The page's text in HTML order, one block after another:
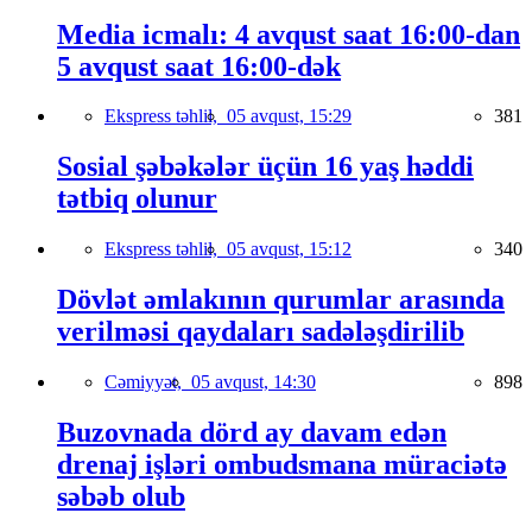
Media icmalı: 4 avqust saat 16:00-dan
5 avqust saat 16:00-dək
Ekspress təhlil, 05 avqust, 15:29 381
Sosial şəbəkələr üçün 16 yaş həddi
tətbiq olunur
Ekspress təhlil, 05 avqust, 15:12 340
Dövlət əmlakının qurumlar arasında
verilməsi qaydaları sadələşdirilib
Cəmiyyət, 05 avqust, 14:30 898
Buzovnada dörd ay davam edən
drenaj işləri ombudsmana müraciətə
səbəb olub